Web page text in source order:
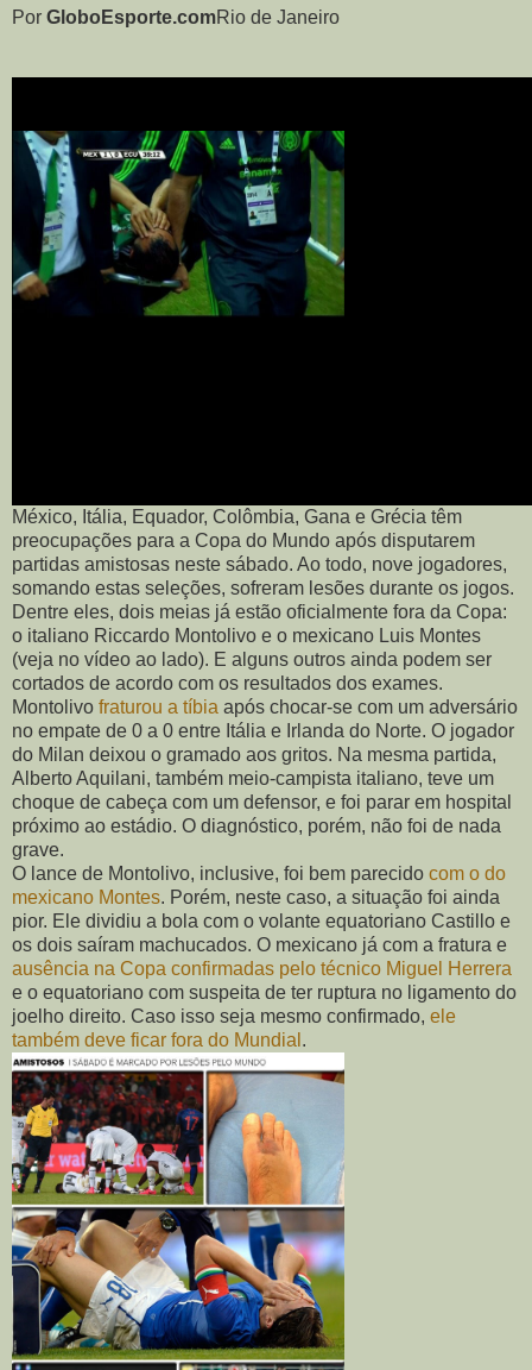
Por GloboEsporte.comRio de Janeiro
México, Itália, Equador, Colômbia, Gana e Grécia têm
preocupações para a Copa do Mundo após disputarem
partidas amistosas neste sábado. Ao todo, nove jogadores,
somando estas seleções, sofreram lesões durante os jogos.
Dentre eles, dois meias já estão oficialmente fora da Copa:
o italiano Riccardo Montolivo e o mexicano Luis Montes
(veja no vídeo ao lado). E alguns outros ainda podem ser
cortados de acordo com os resultados dos exames.
Montolivo fraturou a tíbia após chocar-se com um adversário
no empate de 0 a 0 entre Itália e Irlanda do Norte. O jogador
do Milan deixou o gramado aos gritos. Na mesma partida,
Alberto Aquilani, também meio-campista italiano, teve um
choque de cabeça com um defensor, e foi parar em hospital
próximo ao estádio. O diagnóstico, porém, não foi de nada
grave.
O lance de Montolivo, inclusive, foi bem parecido com o do
mexicano Montes. Porém, neste caso, a situação foi ainda
pior. Ele dividiu a bola com o volante equatoriano Castillo e
os dois saíram machucados. O mexicano já com a fratura e
ausência na Copa confirmadas pelo técnico Miguel Herrera
e o equatoriano com suspeita de ter ruptura no ligamento do
joelho direito. Caso isso seja mesmo confirmado, ele
também deve ficar fora do Mundial .